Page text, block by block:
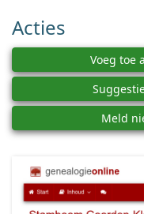
Acties
Voeg toe
Meld